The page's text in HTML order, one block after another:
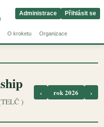
O kroketu Organizace
Administrace Přihlásit se
)
‹ rok 2026 ›